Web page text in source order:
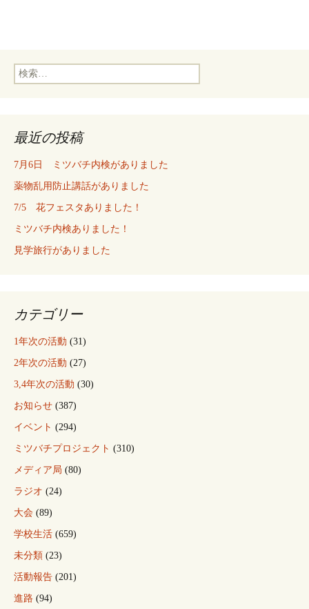
検
索:
最近の投稿
7月6日 ミツバチ内検がありました
薬物乱用防止講話がありました
7/5 花フェスタありました！
ミツバチ内検ありました！
見学旅行がありました
カテゴリー
1年次の活動 (31)
2年次の活動 (27)
3,4年次の活動 (30)
お知らせ (387)
イベント (294)
ミツバチプロジェクト (310)
メディア局 (80)
ラジオ (24)
大会 (89)
学校生活 (659)
未分類 (23)
活動報告 (201)
進路 (94)